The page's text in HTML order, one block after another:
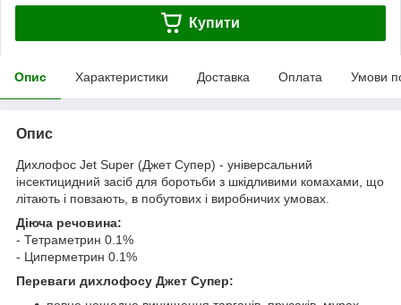
Купити
Опис Характеристики Доставка Оплата Умови
Опис
Дихлофос Jet Super (Джет Супер) - універсальний
інсектицидний засіб для боротьби з шкідливими комахами, що
літають і повзають, в побутових і виробничих умовах.
Діюча речовина:
- Тетраметрин 0.1%
- Циперметрин 0.1%
Переваги дихлофосу Джет Супер: